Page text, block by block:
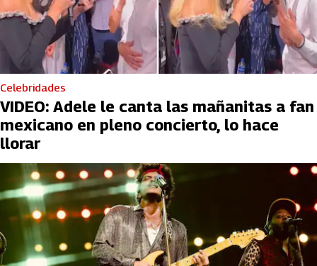
Celebridades
VIDEO: Adele le canta las mañanitas a fan
mexicano en pleno concierto, lo hace
llorar